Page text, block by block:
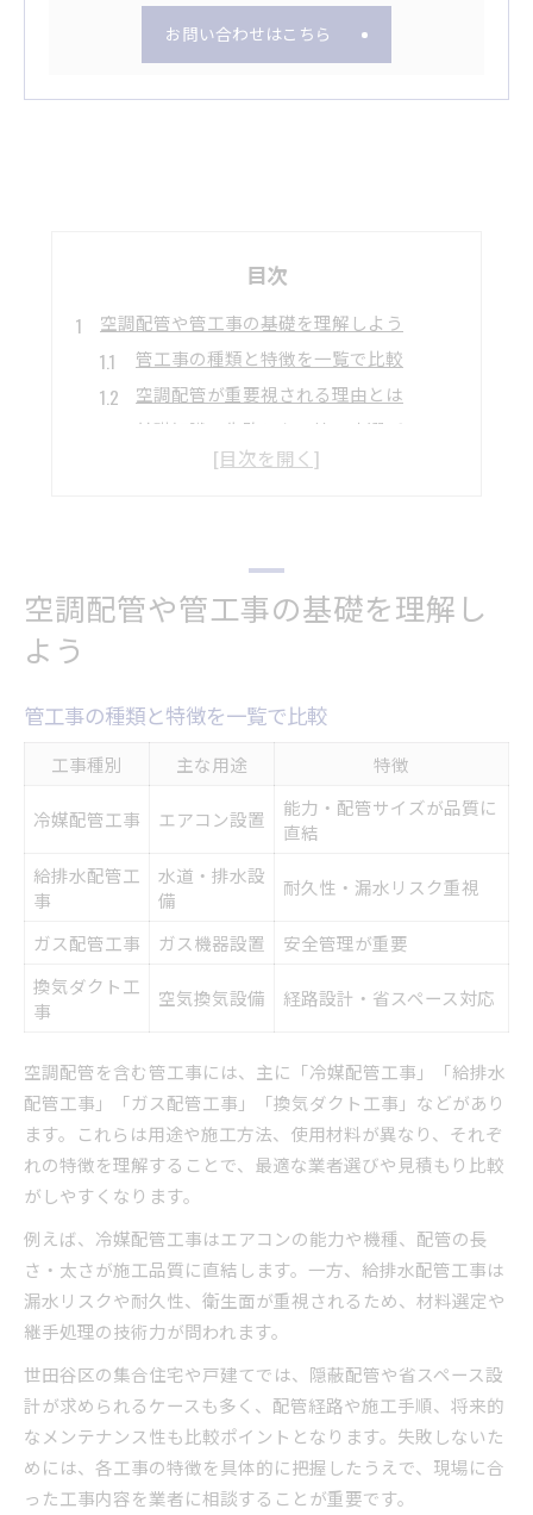
お問い合わせはこちら
目次
空調配管や管工事の基礎を理解しよう
管工事の種類と特徴を一覧で比較
空調配管が重要視される理由とは
基礎知識で失敗しない管工事選び
エアコン工事に必要な配管の基準
配管素材ごとのメリット・デメリット
隠蔽配管と通常配管の違いを理解
メーカー対応状況を比較する方法
実践で役立つ管工事の知識と判断力
現場で役立つ管工事チェックリスト
エアコン工事職人が語る注意点集
配管の洗浄・交換タイミングとは
気密処理が必要なケースと理由
管工事のトラブル事例と対策法
世田谷区で管工事業者を探す前の準備
業者選定時に比較すべきポイント一覧
エアコン世田谷区での管工事事例に学ぶ
事前見積もりで確認したい項目集
くらしのマーケット活用術を紹介
管工事依頼時の注意事項まとめ
既存配管とエアコン適合の見極め方
隠蔽配管の再利用時に注意すべき点
メーカーごとの対応可否を調べる方法
配管サイズ不一致時の対処法
快適空間づくりの管工事成功ポイント
管工事成功事例と失敗例を比較紹介
快適性を高める配管工事の工夫集
エアコン穴あけ保証に注目する理由
空調配管や管工事の基礎を理解し
よう
管工事の種類と特徴を一覧で比較
工事種別 主な用途 特徴
冷媒配管工事 エアコン設置
能力・配管サイズが品質に
直結
給排水配管工
事
水道・排水設
備
耐久性・漏水リスク重視
ガス配管工事 ガス機器設置
安全管理が重要
換気ダクト工
事
空気換気設備 経路設計・省スペース対応
空調配管を含む管工事には、主に「冷媒配管工事」「給排水
配管工事」「ガス配管工事」「換気ダクト工事」などがあり
ます。これらは用途や施工方法、使用材料が異なり、それぞ
れの特徴を理解することで、最適な業者選びや見積もり比較
がしやすくなります。
例えば、冷媒配管工事はエアコンの能力や機種、配管の長
さ・太さが施工品質に直結します。一方、給排水配管工事は
漏水リスクや耐久性、衛生面が重視されるため、材料選定や
継手処理の技術力が問われます。
世田谷区の集合住宅や戸建てでは、隠蔽配管や省スペース設
計が求められるケースも多く、配管経路や施工手順、将来的
なメンテナンス性も比較ポイントとなります。失敗しないた
めには、各工事の特徴を具体的に把握したうえで、現場に合
った工事内容を業者に相談することが重要です。